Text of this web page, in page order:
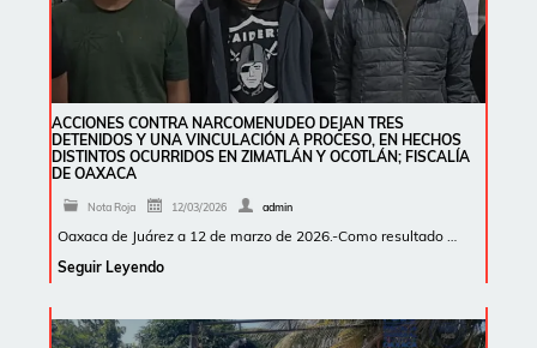
ACCIONES CONTRA NARCOMENUDEO DEJAN TRES
DETENIDOS Y UNA VINCULACIÓN A PROCESO, EN HECHOS
DISTINTOS OCURRIDOS EN ZIMATLÁN Y OCOTLÁN; FISCALÍA
DE OAXACA
Nota Roja 12/03/2026 admin
Oaxaca de Juárez a 12 de marzo de 2026.-Como resultado …
Seguir Leyendo